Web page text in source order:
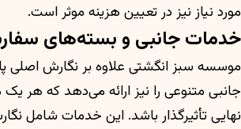
مورد نیاز نیز در تعیین هزینه موثر است.
خدمات جانبی و بسته‌های
موسسه سبز انگشتی علاوه بر نگارش اصلی
جانبی متنوعی را نیز ارائه می‌دهد که هر یک
نهایی تأثیرگذار باشد. این خدمات شامل